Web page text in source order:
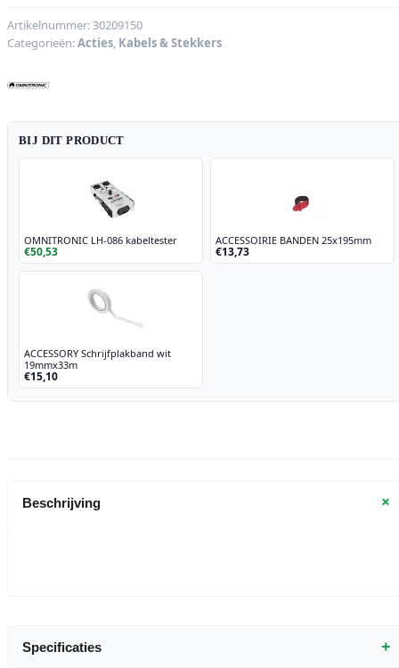
MIDI
3m
Artikelnummer:30209150
Categorieën:Acties, Kabels & Stekkers
BIJ DIT PRODUCT
OMNITRONIC LH-086 kabeltester
€50,53
ACCESSOIRIE BANDEN 25x195mm
€13,73
ACCESSORY Schrijfplakband wit
19mmx33m
€15,10
Beschrijving +
Specificaties +